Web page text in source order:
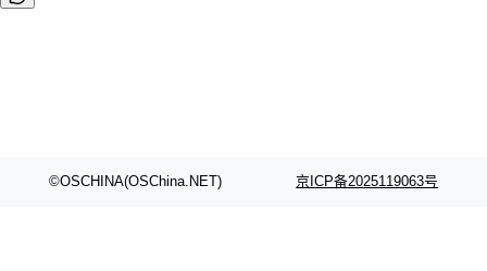
©OSCHINA(OSChina.NET) 京ICP备2025119063号